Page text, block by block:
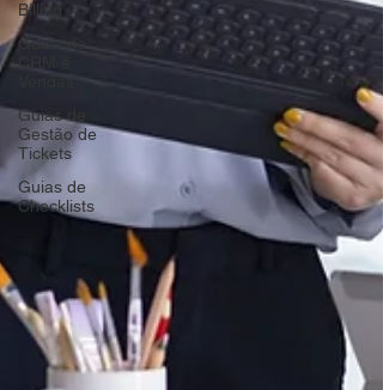
Billing
Guias de
CRM e
Guias de
Gestão de
Tickets
Guias de
Checklists